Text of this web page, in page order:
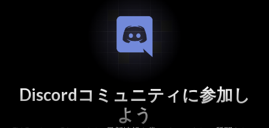
Discordコミュニティに参加し
よう